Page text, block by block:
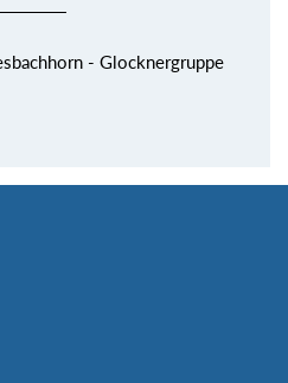
- Glocknergruppe